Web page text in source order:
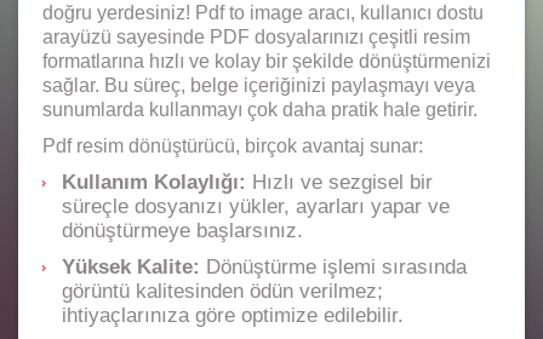
doğru yerdesiniz! Pdf to image aracı, kullanıcı dostu
arayüzü sayesinde PDF dosyalarınızı çeşitli resim
formatlarına hızlı ve kolay bir şekilde dönüştürmenizi
sağlar. Bu süreç, belge içeriğinizi paylaşmayı veya
sunumlarda kullanmayı çok daha pratik hale getirir.
Pdf resim dönüştürücü, birçok avantaj sunar:
Kullanım Kolaylığı: Hızlı ve sezgisel bir
süreçle dosyanızı yükler, ayarları yapar ve
dönüştürmeye başlarsınız.
Yüksek Kalite: Dönüştürme işlemi sırasında
görüntü kalitesinden ödün verilmez;
ihtiyaçlarınıza göre optimize edilebilir.